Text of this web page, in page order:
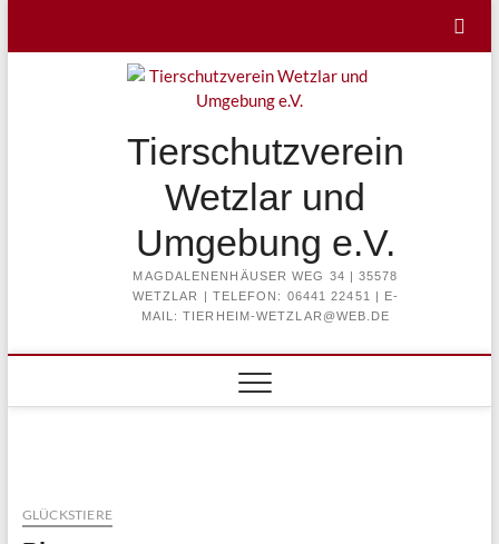
Tierschutzverein
Wetzlar und
Umgebung e.V.
MAGDALENENHÄUSER WEG 34 | 35578
WETZLAR | TELEFON: 06441 22451 | E-
MAIL: TIERHEIM-WETZLAR@WEB.DE
GLÜCKSTIERE